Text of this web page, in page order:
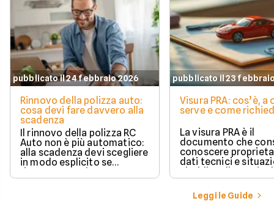
pubblicato il 24 febbraio 2026
Rinnovo della polizza auto:
cosa devi fare davvero alla
scadenza
Il rinnovo della polizza RC
Auto non è più automatico:
alla scadenza devi scegliere
in modo esplicito se
rinnovare con la stessa
compagnia o stipulare un
pubblicato il 23
Visura PRA: cos’è, a
serve e come
La visura PRA è il
documento che
conoscere
dati tecnici e
giuridica di un
iscritto al Pubblico
Automobilistico.
Leggi le Guide